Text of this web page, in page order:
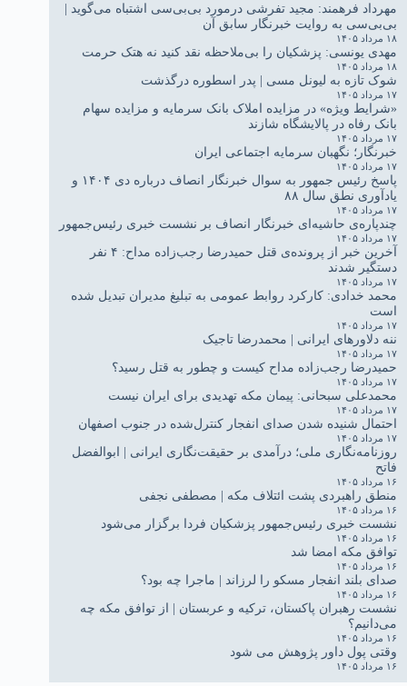
مهرداد فرهمند: مجید تفرشی درمورد بی‌بی‌سی اشتباه می‌گوید |
بی‌بی‌سی به روایت خبرنگار سابق آن
۱۸ مرداد ۱۴۰۵
مهدی یونسی: پزشکیان را بی‌ملاحظه نقد کنید نه هتک حرمت
۱۸ مرداد ۱۴۰۵
شوک تازه به لیونل مسی | پدر اسطوره درگذشت
۱۷ مرداد ۱۴۰۵
«شرایط ویژه» در مزایده املاک بانک سرمایه و مزایده سهام
بانک رفاه در پالایشگاه شازند
۱۷ مرداد ۱۴۰۵
خبرنگار؛ نگهبان سرمایه اجتماعی ایران
۱۷ مرداد ۱۴۰۵
پاسخ رئیس جمهور به سوال خبرنگار انصاف درباره دی ۱۴۰۴ و
یادآوری نطق سال ۸۸
۱۷ مرداد ۱۴۰۵
چندپاره‌ی حاشیه‌ای خبرنگار انصاف بر نشست خبری رئیس‌جمهور
۱۷ مرداد ۱۴۰۵
آخرین خبر از پرونده‌ی قتل حمیدرضا رجب‌زاده مداح: ۴ نفر
دستگیر شدند
۱۷ مرداد ۱۴۰۵
محمد خدادی: کارکرد روابط عمومی به تبلیغ مدیران تبدیل شده
است
۱۷ مرداد ۱۴۰۵
ننه دلاورهای ایرانی | محمدرضا تاجیک
۱۷ مرداد ۱۴۰۵
حمیدرضا رجب‌زاده مداح کیست و چطور به قتل رسید؟
۱۷ مرداد ۱۴۰۵
محمدعلی سبحانی: پیمان مکه تهدیدی برای ایران نیست
۱۷ مرداد ۱۴۰۵
احتمال شنیده شدن صدای انفجار کنترل‌شده در جنوب اصفهان
۱۷ مرداد ۱۴۰۵
روزنامه‌نگاری ملی؛ درآمدی بر حقیقت‌نگاری ایرانی | ابوالفضل
فاتح
۱۶ مرداد ۱۴۰۵
منطق راهبردی پشت ائتلاف مکه | مصطفی نجفی
۱۶ مرداد ۱۴۰۵
نشست خبری رئیس‌جمهور پزشکیان فردا برگزار می‌شود
۱۶ مرداد ۱۴۰۵
توافق مکه امضا شد
۱۶ مرداد ۱۴۰۵
صدای بلند انفجار مسکو را لرزاند | ماجرا چه بود؟
۱۶ مرداد ۱۴۰۵
نشست رهبران پاکستان، ترکیه و عربستان | از توافق مکه چه
می‌دانیم؟
۱۶ مرداد ۱۴۰۵
وقتی پول داور پژوهش می شود
۱۶ مرداد ۱۴۰۵